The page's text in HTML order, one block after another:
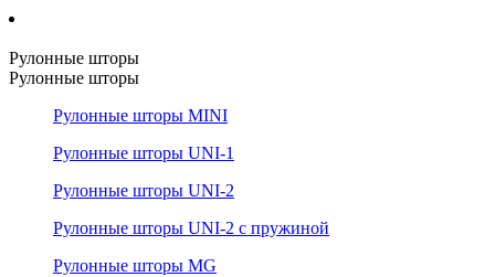
Рулонные шторы
Рулонные шторы
Рулонные шторы MINI
Рулонные шторы UNI-1
Рулонные шторы UNI-2
Рулонные шторы UNI-2 с пружиной
Рулонные шторы MG